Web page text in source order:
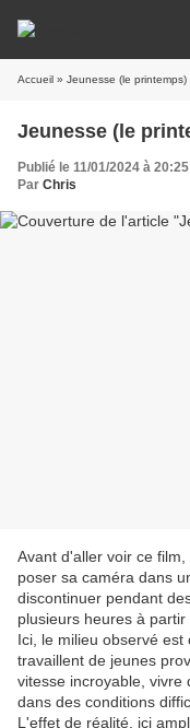
Accueil » Jeunesse (le printemps)
Jeunesse (le
Publié le 11/01/2024 à 20:25
Par Chris
Avant d'aller voir ce
poser sa caméra dans
discontinuer pendant
plusieurs heures à
Ici, le milieu observé
travaillent de jeunes
vitesse incroyable, vivre
dans des conditions
L'effet de réalité, ici